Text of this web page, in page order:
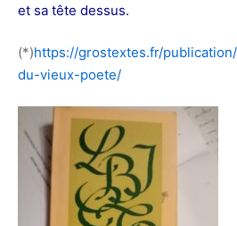
et sa tête dessus.
(*)https://grostextes.fr/
du-vieux-poete/